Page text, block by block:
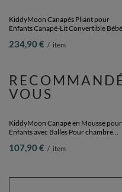
KiddyMoon Canapés Pliant pour
Enfants Canapé-Lit Convertible
Pliable Matelas au Sol Mini-Canapé
234,90 € / item
VOUS
KiddyMoon Canapé en Mousse pour
Enfants avec Balles Pour chambre
Housse Amovible Parfait pour Jouer
107,90 € / item